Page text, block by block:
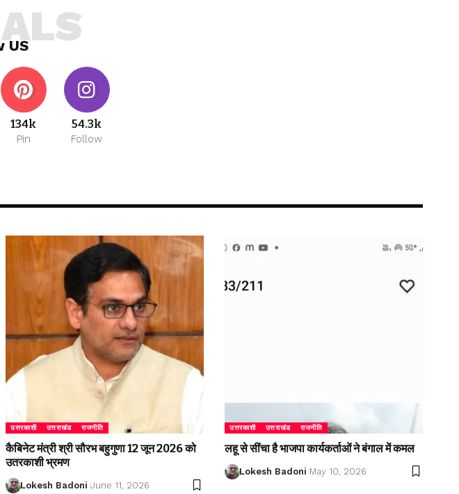
US
134k
Pin
54.3k
Follow
उत्तरकाशी उत्तराखंड राजनीति
कैबिनेट मंत्री श्री सौरभ बहुगुणा 12 जून 2026 को
उतरकाशी भ्रमण
Lokesh Badoni June 11, 2026
उत्तरकाशी उत्तराखंड राजनीति
लहू से सींचा है भाजपा कार्यकर्ताओं ने बंगाल में कमल
Lokesh Badoni May 10, 2026